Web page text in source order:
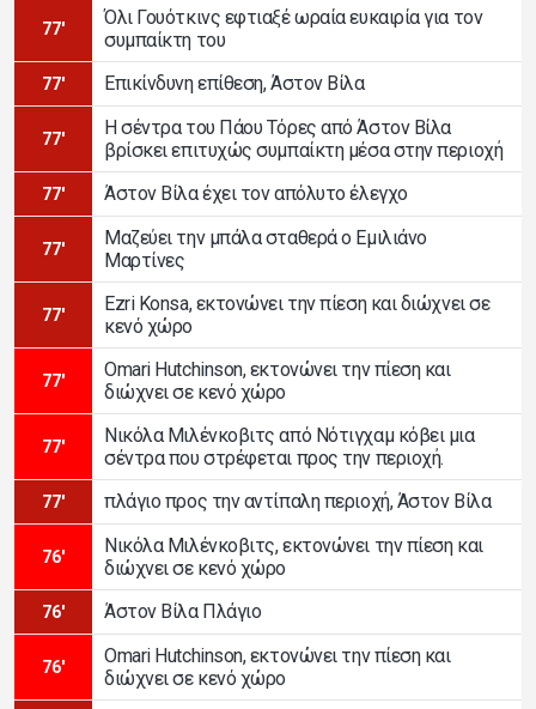
77'
Όλι Γουότκινς εφτιαξέ ωραία ευκαιρία για τον
συμπαίκτη του
77' Επικίνδυνη επίθεση, Άστον Βίλα
77'
Η σέντρα του Πάου Τόρες από Άστον Βίλα
βρίσκει επιτυχώς συμπαίκτη μέσα στην περιοχή
77' Άστον Βίλα έχει τον απόλυτο έλεγχο
77'
Μαζεύει την μπάλα σταθερά ο Εμιλιάνο
Μαρτίνες
77'
Ezri Konsa, εκτονώνει την πίεση και διώχνει σε
κενό χώρο
77'
Omari Hutchinson, εκτονώνει την πίεση και
διώχνει σε κενό χώρο
77'
Νικόλα Μιλένκοβιτς από Νότιγχαμ κόβει μια
σέντρα που στρέφεται προς την περιοχή.
77' πλάγιο προς την αντίπαλη περιοχή, Άστον Βίλα
76'
Νικόλα Μιλένκοβιτς, εκτονώνει την πίεση και
διώχνει σε κενό χώρο
76' Άστον Βίλα Πλάγιο
76'
Omari Hutchinson, εκτονώνει την πίεση και
διώχνει σε κενό χώρο